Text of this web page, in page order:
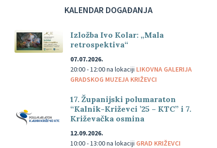
KALENDAR DOGAĐANJA
Izložba Ivo Kolar: „Mala
retrospektiva“
07.07.2026.
20:00 - 12:00na lokaciji LIKOVNA GALERIJA
GRADSKOG MUZEJA KRIŽEVCI
17. Županijski polumaraton
“Kalnik-Križevci ’25 – KTC” i 7.
Križevačka osmina
12.09.2026.
10:00 - 13:00na lokaciji GRAD KRIŽEVCI